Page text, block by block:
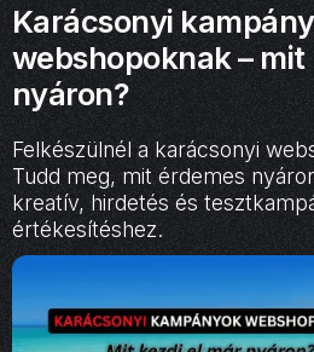
Karácsonyi
webshopoknak –
nyáron?
Felkészülnél a karácsonyi
Tudd meg, mit érdemes
kreatív, hirdetés és
értékesítéshez.